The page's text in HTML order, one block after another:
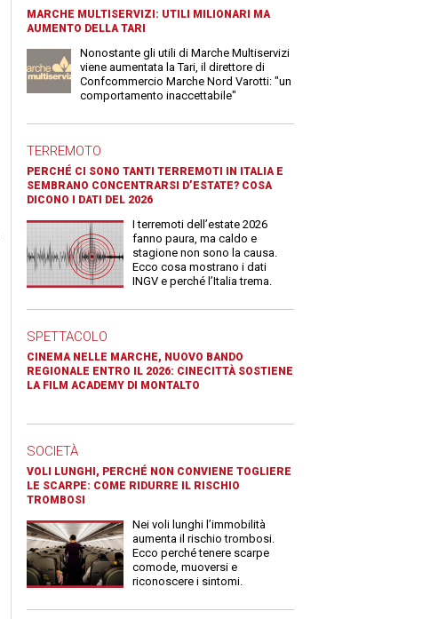
MARCHE MULTISERVIZI: UTILI MILIONARI MA
AUMENTO DELLA TARI
Nonostante gli utili di Marche Multiservizi
viene aumentata la Tari, il direttore di
Confcommercio Marche Nord Varotti: "un
comportamento inaccettabile"
TERREMOTO
PERCHÉ CI SONO TANTI TERREMOTI IN ITALIA E
SEMBRANO CONCENTRARSI D’ESTATE? COSA
DICONO I DATI DEL 2026
I terremoti dell’estate 2026
fanno paura, ma caldo e
stagione non sono la causa.
Ecco cosa mostrano i dati
INGV e perché l’Italia trema.
SPETTACOLO
CINEMA NELLE MARCHE, NUOVO BANDO
REGIONALE ENTRO IL 2026: CINECITTÀ SOSTIENE
LA FILM ACADEMY DI MONTALTO
SOCIETÀ
VOLI LUNGHI, PERCHÉ NON CONVIENE TOGLIERE
LE SCARPE: COME RIDURRE IL RISCHIO
TROMBOSI
Nei voli lunghi l’immobilità
aumenta il rischio trombosi.
Ecco perché tenere scarpe
comode, muoversi e
riconoscere i sintomi.